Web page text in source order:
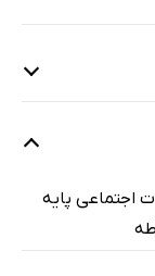
اجتماعی پایه